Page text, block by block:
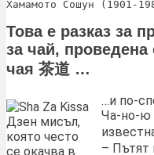
湯
Хамамото Сошун (1901-
Това е разказ за
за чай,
чая 茶道 …
Дзен мисъл,
която често
се окачва в
…и по-
Ча-но-ю
– Пътят